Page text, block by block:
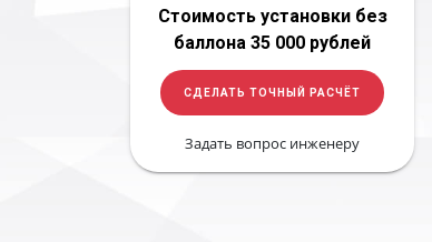
Стоимость установки без
баллона 35 000 рублей
СДЕЛАТЬ ТОЧНЫЙ РАСЧЁТ
Задать вопрос инженеру